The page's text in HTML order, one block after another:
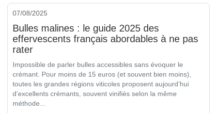
07/08/2025
Bulles malines : le guide 2025 des
effervescents français abordables à ne pas
rater
Impossible de parler bulles accessibles sans évoquer le
crémant. Pour moins de 15 euros (et souvent bien moins),
toutes les grandes régions viticoles proposent aujourd’hui
d’excellents crémants, souvent vinifiés selon la même
méthode...